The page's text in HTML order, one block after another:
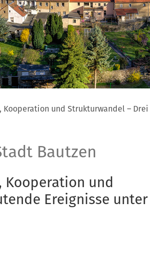
Kooperation und Strukturwandel –
Bautzen
Kooperation und
Ereignisse